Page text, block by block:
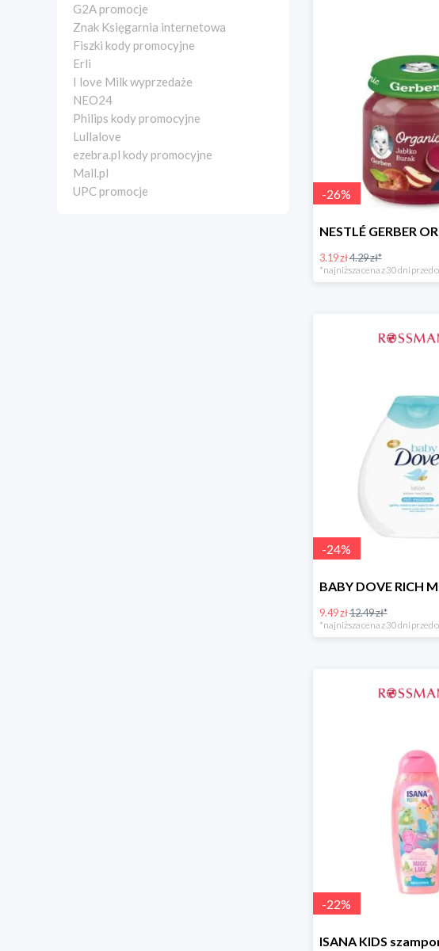
G2A promocje
Znak Księgarnia internetowa
Fiszki kody promocyjne
Erli
I love Milk wyprzedaże
NEO24
Philips kody promocyjne
Lullalove
ezebra.pl kody promocyjne
Mall.pl
UPC promocje
-26%
3.19 zł4.29 zł*
*najniższa cena z 30 dni przed
-24%
9.49 zł12.49 zł*
*najniższa cena z 30 dni przed
-22%